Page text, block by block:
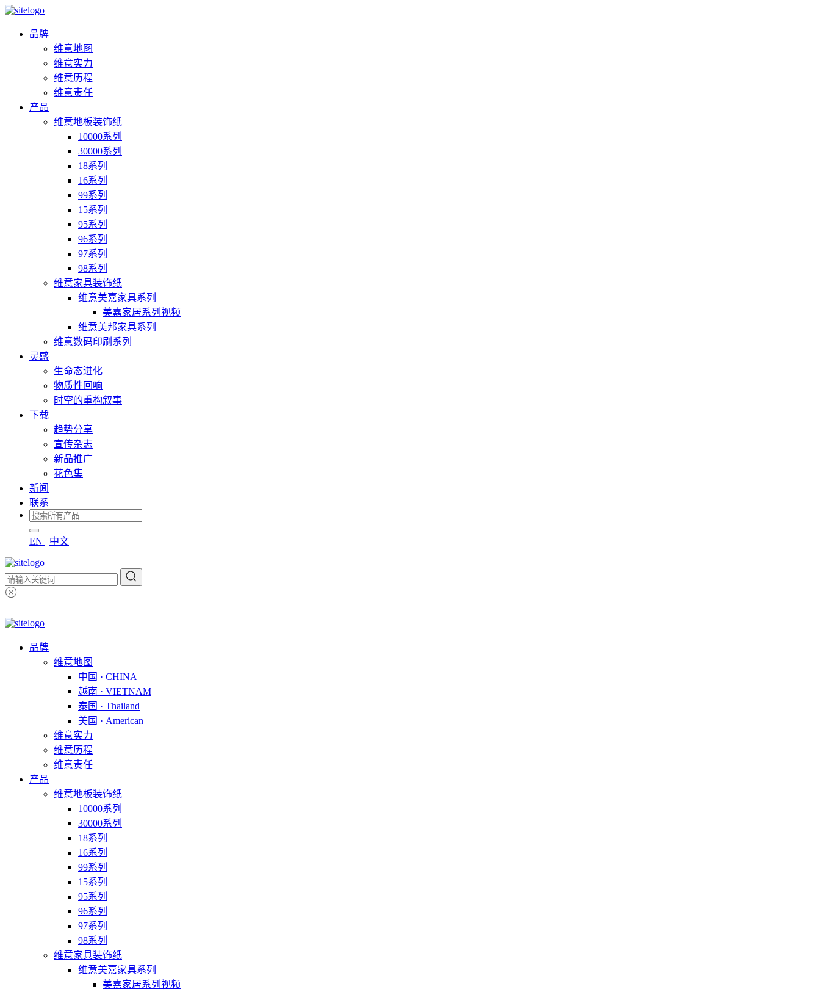
品牌
维意地图
维意实力
维意历程
维意责任
产品
维意地板装饰纸
10000系列
30000系列
18系列
16系列
99系列
15系列
95系列
96系列
97系列
98系列
维意家具装饰纸
维意美嘉家具系列
美嘉家居系列视频
维意美邦家具系列
维意数码印刷系列
灵感
生命态进化
物质性回响
时空的重构叙事
下载
趋势分享
宣传杂志
新品推广
花色集
新闻
联系
EN | 中文
品牌
维意地图
中国 · CHINA
越南 · VIETNAM
泰国 · Thailand
美国 · American
维意实力
维意历程
维意责任
产品
维意地板装饰纸
10000系列
30000系列
18系列
16系列
99系列
15系列
95系列
96系列
97系列
98系列
维意家具装饰纸
维意美嘉家具系列
美嘉家居系列视频